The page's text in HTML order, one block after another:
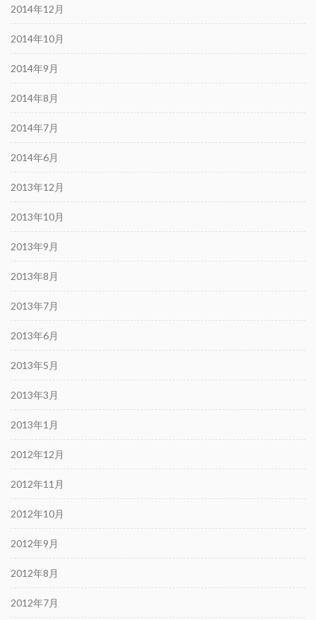
2014年12月
2014年10月
2014年9月
2014年8月
2014年7月
2014年6月
2013年12月
2013年10月
2013年9月
2013年8月
2013年7月
2013年6月
2013年5月
2013年3月
2013年1月
2012年12月
2012年11月
2012年10月
2012年9月
2012年8月
2012年7月